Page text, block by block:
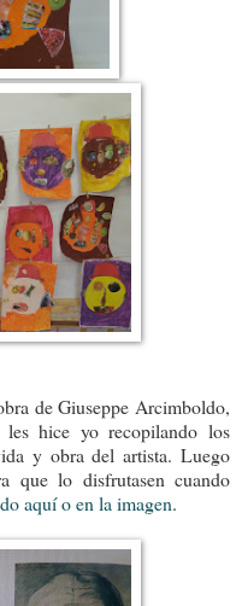
de Giuseppe Arcimboldo,
hice yo recopilando los
y obra del artista. Luego
que lo disfrutasen cuando
aquí o en la imagen.